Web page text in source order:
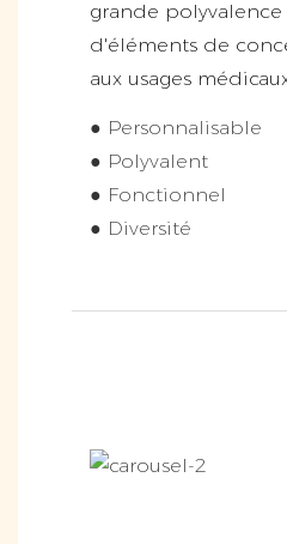
grande
d'éléments de
aux usages
● Personnalisable
● Polyvalent
● Fonctionnel
● Diversité